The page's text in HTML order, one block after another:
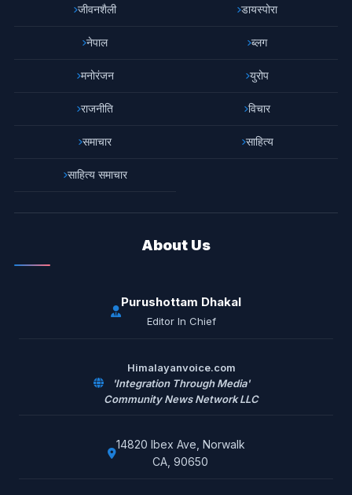
जीवनशैली डायस्पोरा
नेपाल ब्लग
मनोरंजन युरोप
राजनीति विचार
समाचार साहित्य
साहित्य समाचार
About Us
Purushottam Dhakal
Editor In Chief
Himalayanvoice.com
'Integration Through Media'
Community News Network LLC
14820 Ibex Ave, Norwalk
CA, 90650